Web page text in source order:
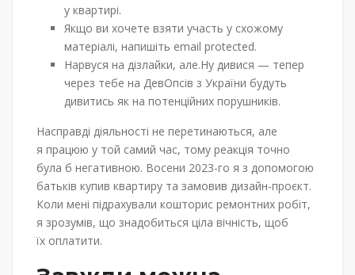
у квартирі.
Якщо ви хочете взяти участь у схожому
матеріалі, напишіть email protected.
Нарвуся на дізлайки, але.Ну дивися — тепер
через тебе на ДевОпсів з України будуть
дивитись як на потенційних порушників.
Насправді діяльності не перетинаються, але
я працюю у той самий час, тому реакція точно
була б негативною. Восени 2023-го я з допомогою
батьків купив квартиру та замовив дизайн-проєкт.
Коли мені підрахували кошторис ремонтних робіт,
я зрозумів, що знадобиться ціла вічність, щоб
їх оплатити.